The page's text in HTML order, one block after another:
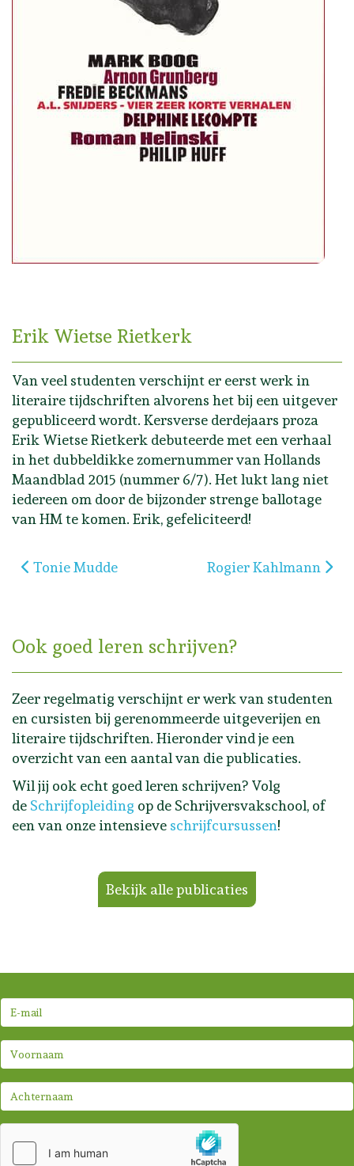
Erik Wietse Rietkerk
Van veel studenten verschijnt er eerst werk in
literaire tijdschriften alvorens het bij een uitgever
gepubliceerd wordt. Kersverse derdejaars proza
Erik Wietse Rietkerk debuteerde met een verhaal
in het dubbeldikke zomernummer van Hollands
Maandblad 2015 (nummer 6/7). Het lukt lang niet
iedereen om door de bijzonder strenge ballotage
van HM te komen. Erik, gefeliciteerd!
Vorig artikel: Tonie Mudde
Tonie Mudde Volgende artikel:
Rogier Kahlmann
Ook goed leren schrijven?
Zeer regelmatig verschijnt er werk van studenten
en cursisten bij gerenommeerde uitgeverijen en
literaire tijdschriften. Hieronder vind je een
overzicht van een aantal van die publicaties.
Wil jij ook echt goed leren schrijven? Volg
de Schrijfopleiding op de Schrijversvakschool, of
een van onze intensieve schrijfcursussen!
Bekijk alle publicaties